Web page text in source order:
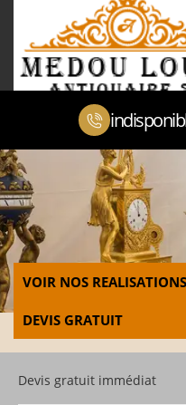
VOIR NOS REALISATIONS
DEVIS GRATUIT
Devis gratuit immédiat